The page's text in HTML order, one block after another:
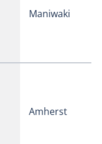
Maniwaki
Amherst